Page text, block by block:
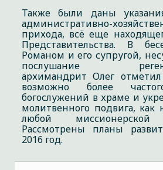
Также были даны
административно-
прихода, всё еще
Представительства. В
Романом и его супругой,
послушание
архимандрит Олег
возможно более
богослужений в храме и
молитвенного подвига, как
любой миссионерской
Рассмотрены планы
2016 год.